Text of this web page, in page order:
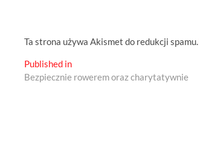
Ta strona używa Akismet do redukcji spamu.
Nawigacja
wpisu
Published in
Bezpiecznie rowerem oraz charytatywnie